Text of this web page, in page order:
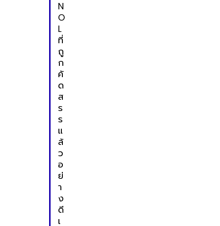
N
O
L
ที่
ถู
ก
คั
ด
ส
ร
ร
แ
ล้
ว
อ
ย่
า
ง
ดี
เ